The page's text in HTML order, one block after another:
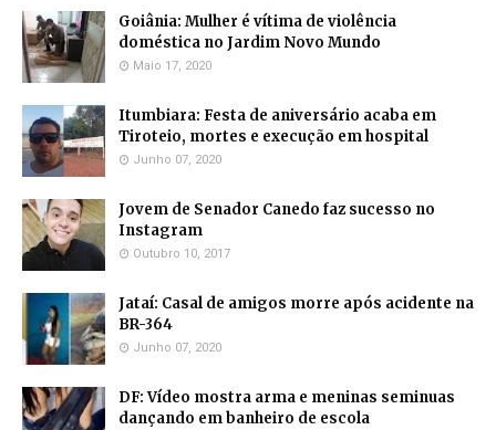
Goiânia: Mulher é vítima de violência
doméstica no Jardim Novo Mundo
Maio 17, 2020
Itumbiara: Festa de aniversário acaba em
Tiroteio, mortes e execução em hospital
Junho 07, 2020
Jovem de Senador Canedo faz sucesso no
Instagram
Outubro 10, 2017
Jataí: Casal de amigos morre após acidente na
BR-364
Junho 07, 2020
DF: Vídeo mostra arma e meninas seminuas
dançando em banheiro de escola